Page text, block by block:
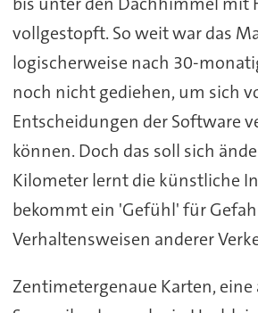
vollgestopft. So weit war das
logischerweise nach 30-
noch nicht gediehen, um sich
Entscheidungen der Software
können. Doch das soll sich
Kilometer lernt die künstliche
bekommt ein 'Gefühl' für
Verhaltensweisen anderer
Zentimetergenaue Karten,